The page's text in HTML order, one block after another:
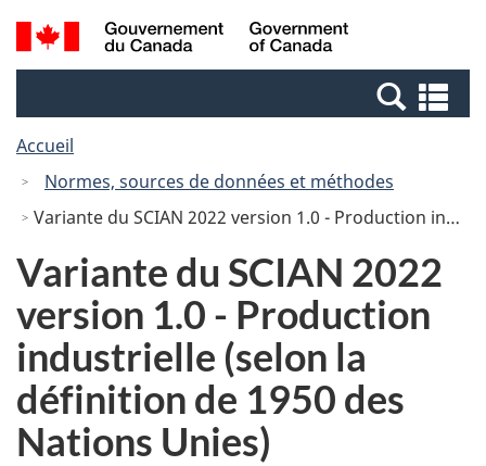
Passer
au
Passer
à
Canada
Recherche
et
et
Accueil
Normes, sources de données et méthodes
Variante du SCIAN 2022 version 1.0 - Production industrielle (selon la définition de 1950 des Nations Unies)
Variante du SCIAN 2022
version 1.0 - Production
industrielle (selon la
définition de 1950 des
Nations Unies)